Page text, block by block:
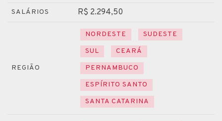
SALÁRIOS R$ 2.294,50
REGIÃO
NORDESTE
SUDESTE
SUL
CEARÁ
PERNAMBUCO
ESPÍRITO SANTO
SANTA CATARINA